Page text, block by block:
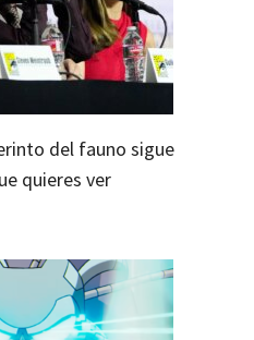
del fauno sigue
quieres ver